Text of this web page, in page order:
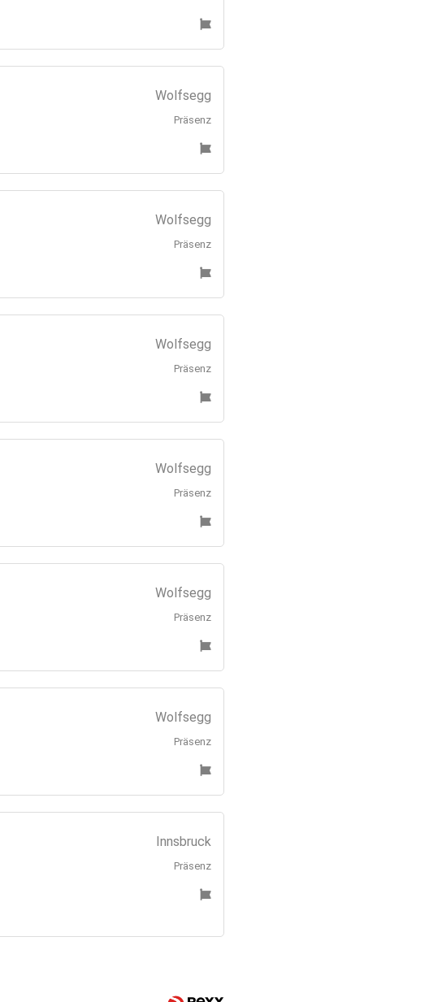
Wolfsegg
Präsenz
Wolfsegg
Präsenz
Wolfsegg
Präsenz
Wolfsegg
Präsenz
Wolfsegg
Präsenz
Wolfsegg
Präsenz
Innsbruck
Präsenz